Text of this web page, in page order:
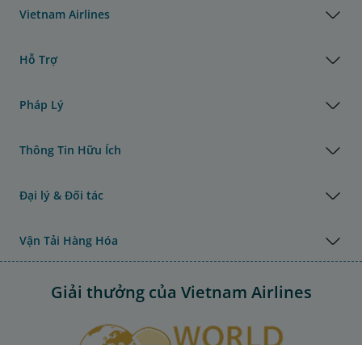
Vietnam Airlines
Hỗ Trợ
Pháp Lý
Thông Tin Hữu Ích
Đại lý & Đối tác
Vận Tải Hàng Hóa
Giải thưởng của Vietnam Airlines